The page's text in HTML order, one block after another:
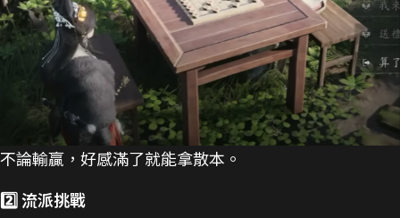
不論輸贏，好感滿了就能拿散本。
2️⃣ 流派挑戰